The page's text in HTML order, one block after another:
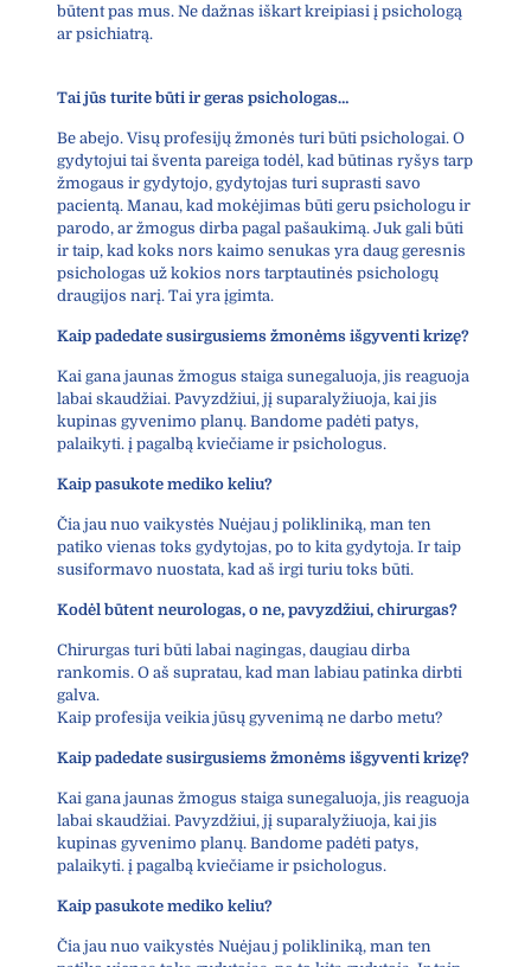
būtent pas mus. Ne dažnas iškart kreipiasi į psichologą
ar psichiatrą.
Tai jūs turite būti ir geras psichologas…
Be abejo. Visų profesijų žmonės turi būti psichologai. O
gydytojui tai šventa pareiga todėl, kad būtinas ryšys tarp
žmogaus ir gydytojo, gydytojas turi suprasti savo
pacientą. Manau, kad mokėjimas būti geru psichologu ir
parodo, ar žmogus dirba pagal pašaukimą. Juk gali būti
ir taip, kad koks nors kaimo senukas yra daug geresnis
psichologas už kokios nors tarptautinės psichologų
draugijos narį. Tai yra įgimta.
Kaip padedate susirgusiems žmonėms išgyventi krizę?
Kai gana jaunas žmogus staiga sunegaluoja, jis reaguoja
labai skaudžiai. Pavyzdžiui, jį suparalyžiuoja, kai jis
kupinas gyvenimo planų. Bandome padėti patys,
palaikyti. į pagalbą kviečiame ir psichologus.
Kaip pasukote mediko keliu?
Čia jau nuo vaikystės Nuėjau j polikliniką, man ten
patiko vienas toks gydytojas, po to kita gydytoja. Ir taip
susiformavo nuostata, kad aš irgi turiu toks būti.
Kodėl būtent neurologas, o ne, pavyzdžiui, chirurgas?
Chirurgas turi būti labai nagingas, daugiau dirba
rankomis. O aš supratau, kad man labiau patinka dirbti
galva.
Kaip profesija veikia jūsų gyvenimą ne darbo metu?
Kaip padedate susirgusiems žmonėms išgyventi krizę?
Kai gana jaunas žmogus staiga sunegaluoja, jis reaguoja
labai skaudžiai. Pavyzdžiui, jį suparalyžiuoja, kai jis
kupinas gyvenimo planų. Bandome padėti patys,
palaikyti. į pagalbą kviečiame ir psichologus.
Kaip pasukote mediko keliu?
Čia jau nuo vaikystės Nuėjau j polikliniką, man ten